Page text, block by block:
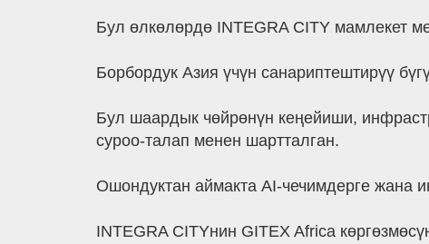
Бул өлкөлөрдө INTEGRA CITY мамлекет
Борбордук Азия үчүн санариптештирүү
Бул шаардык чөйрөнүн кеңейиши,
суроо-талап менен шартталган.
Ошондуктан аймакта AI-чечимдерге жана
INTEGRA CITYнин GITEX Africa